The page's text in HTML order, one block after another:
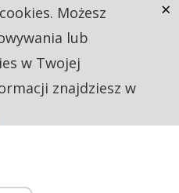
Możesz
lub
w Twojej
znajdziesz w
×